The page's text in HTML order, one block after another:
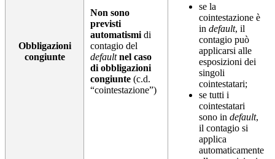
Obbligazioni
congiunte
Non sono
previsti
automatismi di
contagio del
default nel caso
di obbligazioni
congiunte (c.d.
“cointestazione”)
se la
cointestazione è
in default, il
contagio può
applicarsi alle
esposizioni dei
singoli
cointestatari;
se tutti i
cointestatari
sono in default,
il contagio si
applica
automaticamente